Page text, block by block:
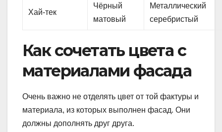
Хай-тек
Чёрный
матовый
Металлический
серебристый
Как сочетать цвета с
материалами фасада
Очень важно не отделять цвет от той фактуры и
материала, из которых выполнен фасад. Они
должны дополнять друг друга.